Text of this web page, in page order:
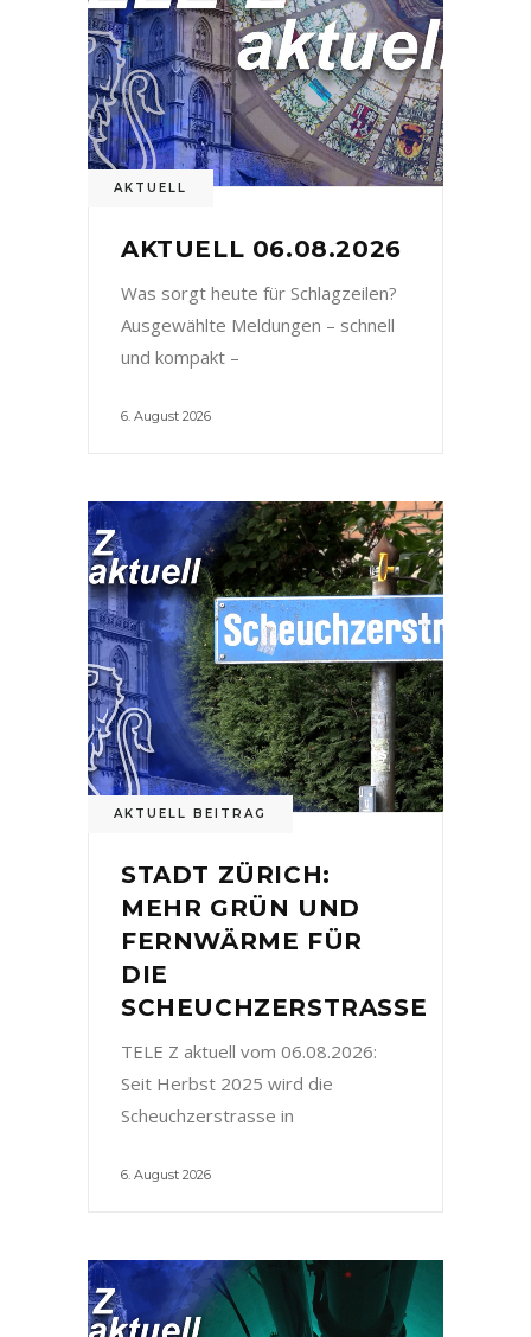
AKTUELL
AKTUELL 06.08.2026
Was sorgt heute für Schlagzeilen?
Ausgewählte Meldungen – schnell
und kompakt –
6. August 2026
AKTUELL BEITRAG
STADT ZÜRICH:
MEHR GRÜN UND
FERNWÄRME FÜR
DIE
SCHEUCHZERSTRASSE
TELE Z aktuell vom 06.08.2026:
Seit Herbst 2025 wird die
Scheuchzerstrasse in
6. August 2026